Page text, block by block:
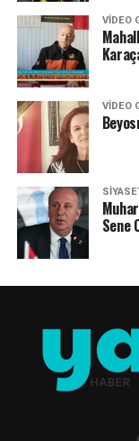
VIDEO
VIDEO
Sene